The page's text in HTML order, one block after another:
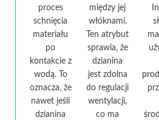
proces
schnięcia
materiału
po
kontakcie z
wodą. To
oznacza, że
nawet jeśli
dzianina
między jej
włóknami.
Ten atrybut
sprawia, że
dzianina
jest zdolna
do regulacji
wentylacji,
co ma